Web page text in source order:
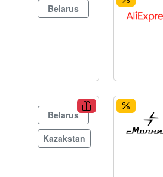
Belarus
Belarus
Kazakstan